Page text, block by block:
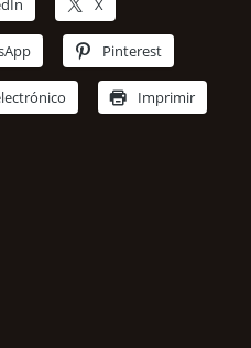
X
Pinterest
Imprimir